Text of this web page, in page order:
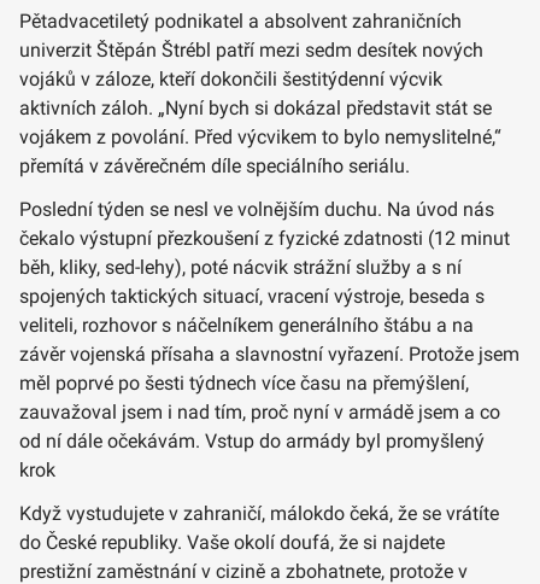
Pětadvacetiletý podnikatel a absolvent zahraničních
univerzit Štěpán Štrébl patří mezi sedm desítek nových
vojáků v záloze, kteří dokončili šestitýdenní výcvik
aktivních záloh. „Nyní bych si dokázal představit stát se
vojákem z povolání. Před výcvikem to bylo nemyslitelné,“
přemítá v závěrečném díle speciálního seriálu.
Poslední týden se nesl ve volnějším duchu. Na úvod nás
čekalo výstupní přezkoušení z fyzické zdatnosti (12 minut
běh, kliky, sed-lehy), poté nácvik strážní služby a s ní
spojených taktických situací, vracení výstroje, beseda s
veliteli, rozhovor s náčelníkem generálního štábu a na
závěr vojenská přísaha a slavnostní vyřazení. Protože jsem
měl poprvé po šesti týdnech více času na přemýšlení,
zauvažoval jsem i nad tím, proč nyní v armádě jsem a co
od ní dále očekávám. Vstup do armády byl promyšlený
krok
Když vystudujete v zahraničí, málokdo čeká, že se vrátíte
do České republiky. Vaše okolí doufá, že si najdete
prestižní zaměstnání v cizině a zbohatnete, protože v